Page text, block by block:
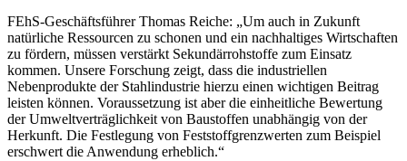
FEhS-Geschäftsführer Thomas Reiche: „Um auch in Zukunft
natürliche Ressourcen zu schonen und ein nachhaltiges Wirtschaften
zu fördern, müssen verstärkt Sekundärrohstoffe zum Einsatz
kommen. Unsere Forschung zeigt, dass die industriellen
Nebenprodukte der Stahlindustrie hierzu einen wichtigen Beitrag
leisten können. Voraussetzung ist aber die einheitliche Bewertung
der Umweltverträglichkeit von Baustoffen unabhängig von der
Herkunft. Die Festlegung von Feststoffgrenzwerten zum Beispiel
erschwert die Anwendung erheblich.“